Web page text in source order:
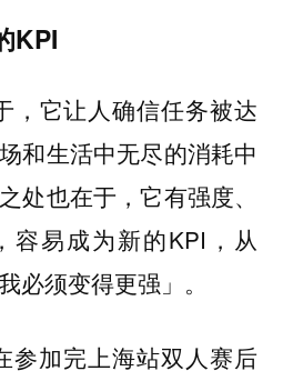
KPI
，它让人确信任务被达
和生活中无尽的消耗中
处也在于，它有强度、
容易成为新的KPI，从
必须变得更强」。
参加完上海站双人赛后